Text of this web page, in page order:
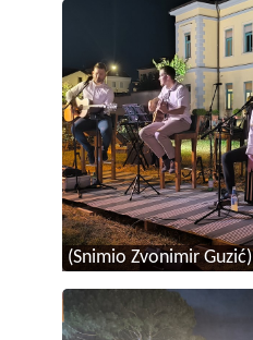
(Snimio Zvonimir Guzić)